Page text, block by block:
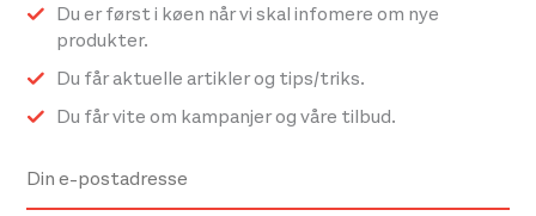
Du er først i køen når vi skal infomere om nye
produkter.
Du får aktuelle artikler og tips/triks.
Du får vite om kampanjer og våre tilbud.